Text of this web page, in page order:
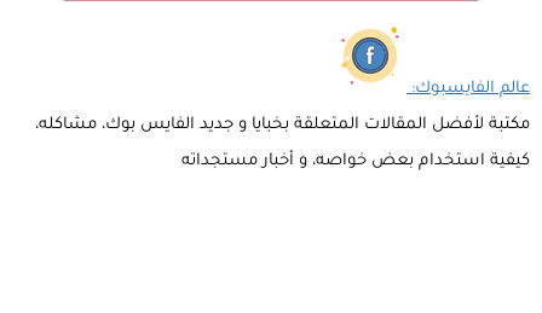
عالم الفايسبوك:
مكتبة لأفضل المقالات المتعلقة بخبايا و جديد الفايس بوك، مشاكله،
كيفية استخدام بعض خواصه، و أخبار مستجداته